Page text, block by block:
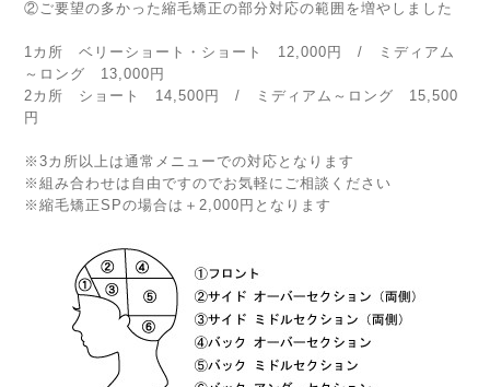
②ご要望の多かった縮毛矯正の部分対応の範囲を増やしました
1カ所 ベリーショート・ショート 12,000円 / ミディアム
～ロング 13,000円
2カ所 ショート 14,500円 / ミディアム～ロング 15,500
円
※3カ所以上は通常メニューでの対応となります
※組み合わせは自由ですのでお気軽にご相談ください
※縮毛矯正SPの場合は＋2,000円となります